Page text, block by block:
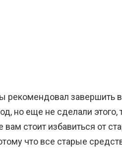
рекомендовал завершить
но еще не сделали
вам стоит избавиться от
что все старые